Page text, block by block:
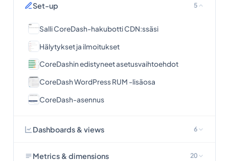
Set-up 5
Salli CoreDash-hakubotti CDN:ssäsi
Hälytykset ja ilmoitukset
CoreDashin edistyneet asetusvaihtoehdot
CoreDash WordPress RUM -lisäosa
CoreDash-asennus
Dashboards & views 6
Metrics & dimensions 20